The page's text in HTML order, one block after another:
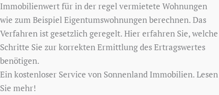
Immobilienwert für in der regel vermietete Wohnungen
wie zum Beispiel Eigentumswohnungen berechnen. Das
Verfahren ist gesetzlich geregelt. Hier erfahren Sie, welche
Schritte Sie zur korrekten Ermittlung des Ertragswertes
benötigen.
Ein kostenloser Service von Sonnenland Immobilien. Lesen
Sie mehr!